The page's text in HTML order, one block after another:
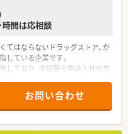
時間は応相談
はならないドラッグストア、か
している企業です。
ており、未経験や中途入社の方
くない為に、服薬指導の時間も
しっかり向き合い仕事が出来るの
お問い合わせ